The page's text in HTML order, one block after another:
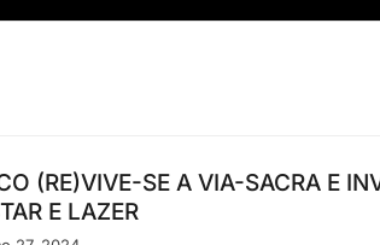
(RE)VIVE-SE A VIA-SACRA E
E LAZER